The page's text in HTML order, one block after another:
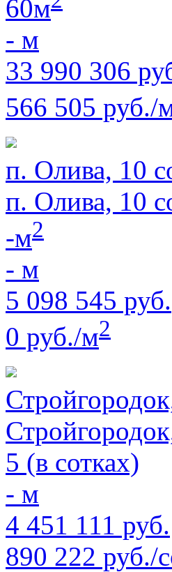
60м
- м
33 990 306
566 505 руб./
п. Олива, 10
п. Олива, 10
-м2
- м
5 098 545 руб.
0 руб./м2
5 (в сотках)
- м
4 451 111 руб.
890 222 руб./